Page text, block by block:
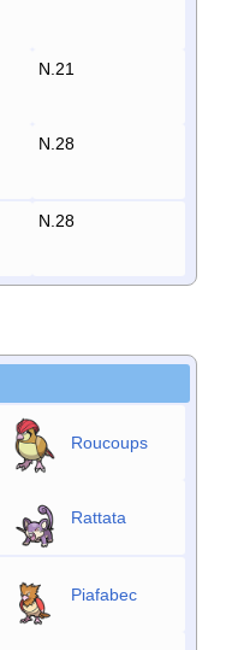
N.21
N.28
N.28
Roucoups
Rattata
Piafabec